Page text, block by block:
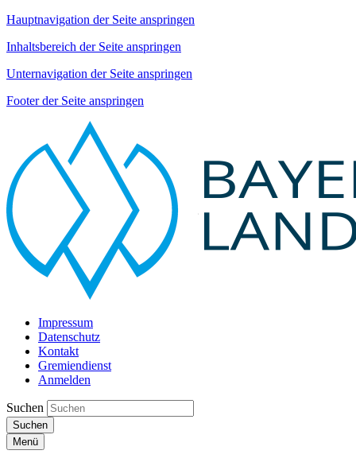
Hauptnavigation der Seite anspringen
Inhaltsbereich der Seite anspringen
Unternavigation der Seite anspringen
Footer der Seite anspringen
Impressum
Datenschutz
Kontakt
Gremiendienst
Anmelden
Suchen
Suchen
Menü